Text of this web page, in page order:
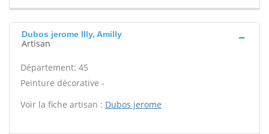
Dubos jerome Illy, Amilly
Artisan
Département: 45
Peinture décorative -
Voir la fiche artisan : Dubos jerome